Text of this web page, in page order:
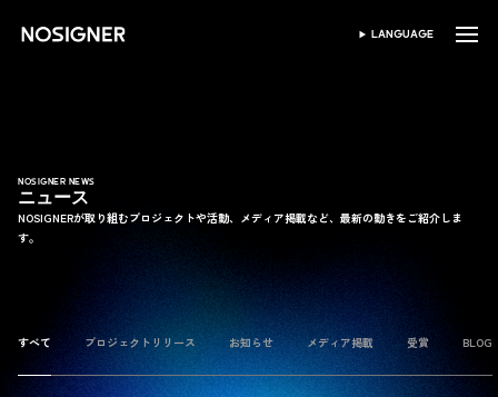
ホーム SELECT LANGUAGE
LANGUAGE
NOSIGNER NEWS
ニュース
NOSIGNERが取り組むプロジェクトや活動、メディア掲載など、最新の動きをご紹介しま
す。
すべて プロジェクトリリース お知らせ メディア掲載 受賞 BLOG